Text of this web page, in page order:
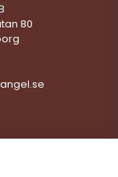
80